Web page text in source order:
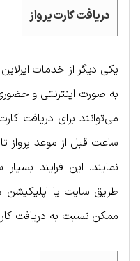
دریافت کارت پرواز
یکی دیگر از خدمات
به صورت اینترنتی و
نمایند. این فرایند
طریق سایت یا اپلیکیشن
ممکن نسبت به دریافت کارت